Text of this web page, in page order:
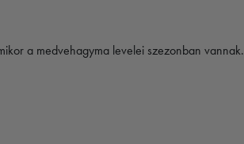
a medvehagyma levelei szezonban vannak.